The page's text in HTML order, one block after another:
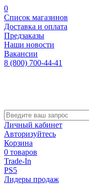
0
Список магазинов
Доставка и оплата
Предзаказы
Наши новости
Вакансии
8 (800) 700-44-41
Личный кабинет
Авторизуйтесь
Корзина
0 товаров
Trade-In
PS5
Лидеры продаж